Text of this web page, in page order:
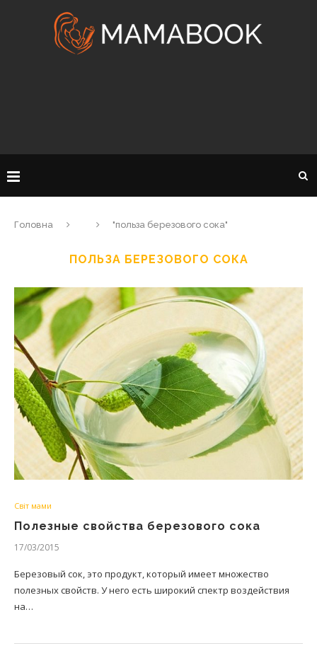
Головна "польза березового сока"
ПОЛЬЗА БЕРЕЗОВОГО СОКА
Світ мами
Полезные свойства березового сока
17/03/2015
Березовый сок, это продукт, который имеет множество
полезных свойств. У него есть широкий спектр воздействия
на…